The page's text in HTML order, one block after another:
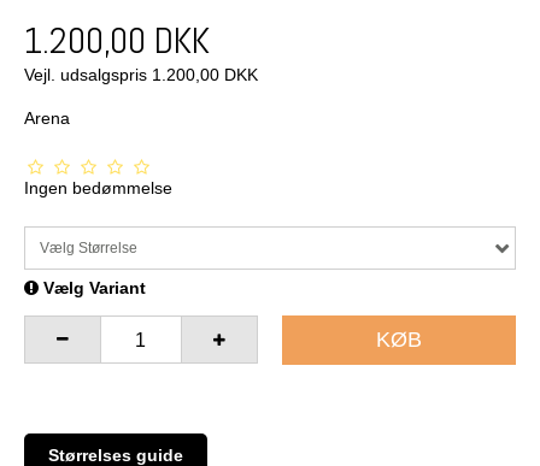
1.200,00 DKK
Vejl. udsalgspris 1.200,00 DKK
Arena
Ingen bedømmelse
Vælg Størrelse
Vælg Variant
KØB
Størrelses guide